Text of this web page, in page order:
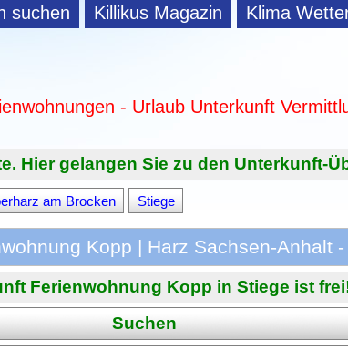
suchen Killikus Magazin Klima
- Urlaub Unterkunft
Hier gelangen Sie zu den Unterkunft-
am Brocken Stiege
Kopp | Harz Sachsen-Anhalt
Ferienwohnung Kopp in Stiege ist
Suchen